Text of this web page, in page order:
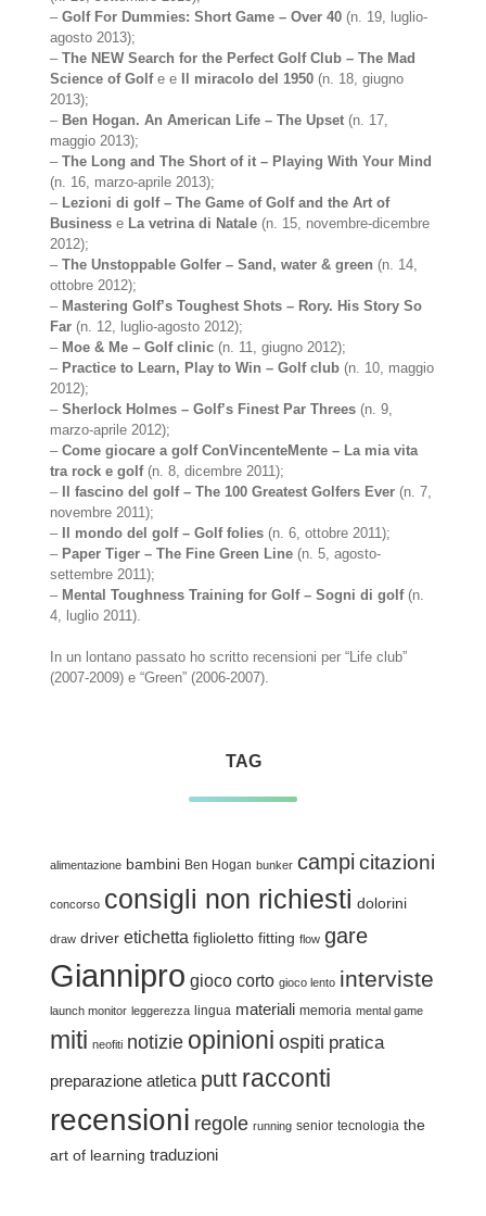
–Golf For Dummies: Short Game – Over 40 (n. 19, luglio-
agosto 2013);
–The NEW Search for the Perfect Golf Club – The Mad
Science of Golfe e Il miracolo del 1950 (n. 18, giugno
2013);
– Ben Hogan. An American Life – The Upset (n. 17,
maggio 2013);
–The Long and The Short of it – Playing With Your Mind
(n. 16, marzo-aprile 2013);
– Lezioni di golf – The Game of Golf and the Art of
Business e La vetrina di Natale (n. 15, novembre-dicembre
2012);
–The Unstoppable Golfer – Sand, water & green (n. 14,
ottobre 2012);
– Mastering Golf’s Toughest Shots – Rory. His Story So
Far (n. 12, luglio-agosto 2012);
– Moe & Me – Golf clinic (n. 11, giugno 2012);
– Practice to Learn, Play to Win – Golf club (n. 10, maggio
2012);
–Sherlock Holmes – Golf’s Finest Par Threes (n. 9,
marzo-aprile 2012);
–Come giocare a golf ConVincenteMente – La mia vita
tra rock e golf(n. 8, dicembre 2011);
–
Il fascino del golf – The 100 Greatest Golfers Ever (n. 7,
novembre 2011);
–
Il mondo del golf – Golf folies (n. 6, ottobre 2011);
– Paper Tiger – The Fine Green Line (n. 5, agosto-
settembre 2011);
– Mental Toughness Training for Golf – Sogni di golf(n.
4, luglio 2011).
In un lontano passato ho scritto recensioni per “Life club”
(2007-2009) e “Green” (2006-2007).
TAG
alimentazione bambini Ben Hogan bunker campi citazioni
concorso consigli non richiesti dolorini
draw driver etichetta figlioletto fitting flow gare
Giannipro gioco corto gioco lento interviste
launch monitor leggerezza lingua materiali memoria mental game
miti neofiti notizie opinioni ospiti pratica
preparazione atletica putt racconti
recensioni regole running senior tecnologia the
art of learning traduzioni